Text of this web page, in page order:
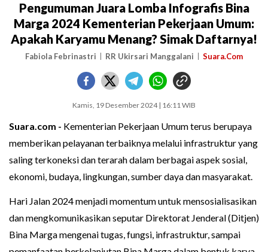
Pengumuman Juara Lomba Infografis Bina
Marga 2024 Kementerian Pekerjaan Umum:
Apakah Karyamu Menang? Simak Daftarnya!
Fabiola Febrinastri RR Ukirsari Manggalani Suara.Com
Kamis, 19 Desember 2024 | 16:11 WIB
Suara.com - Kementerian Pekerjaan Umum terus berupaya
memberikan pelayanan terbaiknya melalui infrastruktur yang
saling terkoneksi dan terarah dalam berbagai aspek sosial,
ekonomi, budaya, lingkungan, sumber daya dan masyarakat.
Hari Jalan 2024 menjadi momentum untuk mensosialisasikan
dan mengkomunikasikan seputar Direktorat Jenderal (Ditjen)
Bina Marga mengenai tugas, fungsi, infrastruktur, sampai